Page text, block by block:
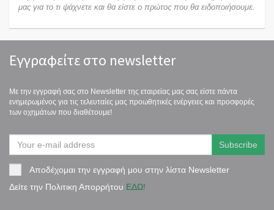
μας για το τι ψάχνετε και θα είστε ο πρώτος που θα ειδοποιήσουμε.
Εγγραφείτε στο newsletter
Με την εγγραφή σας στο Newsletter της εταιρείας μας σας είστε πάντα
ενημερωμένος για τις τελευταίες μας προωθητικές ενέργειες και προσφορές
των οχημάτων που διαθέτουμε!
Αποδέχομαι την εγγραφή μου στην λίστα Newsletter
Δείτε την Πολιτικη Απορρήτου ΕΔΩ!